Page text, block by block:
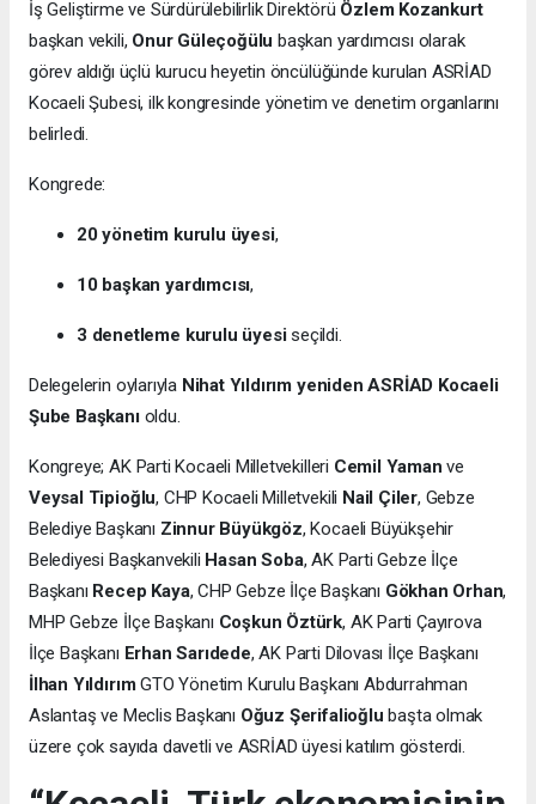
İş Geliştirme ve Sürdürülebilirlik Direktörü Özlem Kozankurt
başkan vekili, Onur Güleçoğülu başkan yardımcısı olarak
görev aldığı üçlü kurucu heyetin öncülüğünde kurulan ASRİAD
Kocaeli Şubesi, ilk kongresinde yönetim ve denetim organlarını
belirledi.
Kongrede:
20 yönetim kurulu üyesi,
10 başkan yardımcısı,
3 denetleme kurulu üyesiseçildi.
Delegelerin oylarıyla Nihat Yıldırım yeniden ASRİAD Kocaeli
Şube Başkanıoldu.
Kongreye; AK Parti Kocaeli Milletvekilleri Cemil Yaman ve
Veysal Tipioğlu, CHP Kocaeli Milletvekili Nail Çiler, Gebze
Belediye Başkanı Zinnur Büyükgöz, Kocaeli Büyükşehir
Belediyesi Başkanvekili Hasan Soba, AK Parti Gebze İlçe
Başkanı Recep Kaya, CHP Gebze İlçe Başkanı Gökhan Orhan,
MHP Gebze İlçe Başkanı Coşkun Öztürk, AK Parti Çayırova
İlçe Başkanı Erhan Sarıdede, AK Parti Dilovası İlçe Başkanı
İlhan YıldırımGTO Yönetim Kurulu Başkanı Abdurrahman
Aslantaş ve Meclis Başkanı Oğuz Şerifalioğlu başta olmak
üzere çok sayıda davetli ve ASRİAD üyesi katılım gösterdi.